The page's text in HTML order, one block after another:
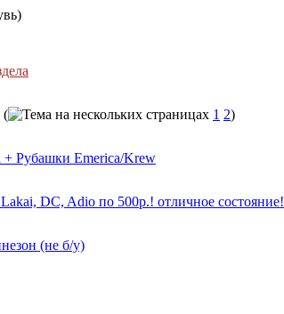
( 1 2)
Рубашки Emerica/Krew
DC, Adio по 500р.! отличное состояние!
(не б/у)